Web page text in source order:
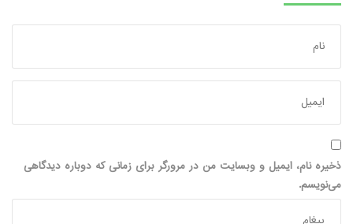
ذخیره نام، ایمیل و وبسایت من در مرورگر برای زمانی که دوباره دیدگاهی
می‌نویسم.